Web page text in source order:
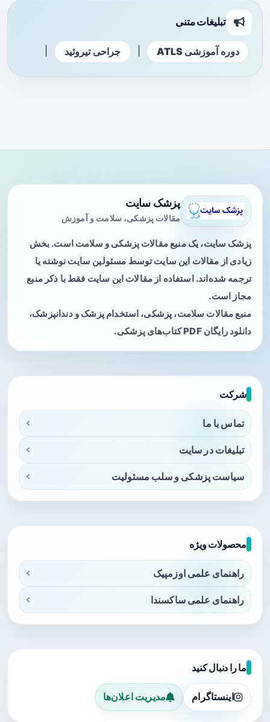
تبلیغات متنی
دوره آموزشی ATLS جراحی تیروئید
پزشک سایت
مقالات پزشکی، سلامت و آموزش
پزشک سایت، یک منبع مقالات پزشکی و سلامت است. بخش
زیادی از مقالات این سایت توسط مسئولین سایت نوشته یا
ترجمه شده‌اند. استفاده از مقالات این سایت فقط با ذکر منبع
مجاز است.
منبع مقالات سلامت، پزشکی، استخدام پزشک و دندانپزشک،
دانلود رایگان PDF کتاب‌های پزشکی.
شرکت
تماس با ما
تبلیغات در سایت
سیاست پزشکی و سلب مسئولیت
محصولات ویژه
راهنمای علمی اوزمپیک
راهنمای علمی ساکسندا
ما را دنبال کنید
اینستاگرام مدیریت اعلان‌ها